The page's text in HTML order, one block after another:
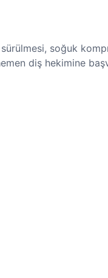
sürülmesi, soğuk
diş hekimine